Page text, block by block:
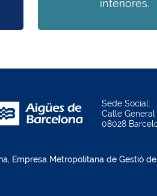
interiores.
Sede Social:
Calle General
08028
Empresa Metropolitana de Gestió